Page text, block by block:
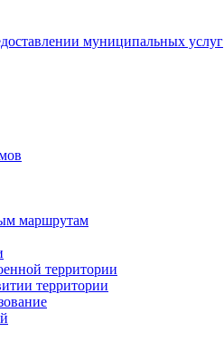
муниципальных услуг
маршрутам
территории
территории